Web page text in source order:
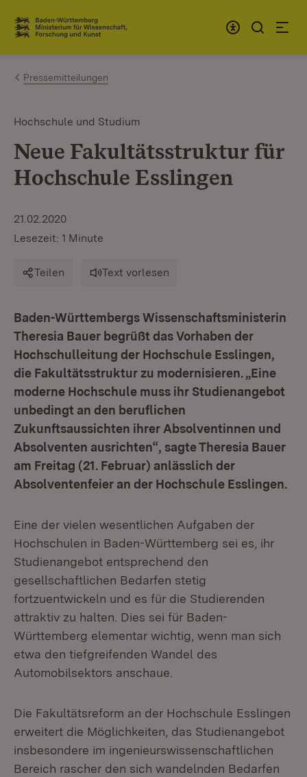
Zum Inhalt springen
Link zur Startseite
Pressemitteilungen
Hochschule und Studium
Neue Fakultätsstruktur für
Hochschule Esslingen
21.02.2020
Lesezeit: 1 Minute
Teilen Text vorlesen
Baden-Württembergs Wissenschaftsministerin
Theresia Bauer begrüßt das Vorhaben der
Hochschulleitung der Hochschule Esslingen,
die Fakultätsstruktur zu modernisieren. „Eine
moderne Hochschule muss ihr Studienangebot
unbedingt an den beruflichen
Zukunftsaussichten ihrer Absolventinnen und
Absolventen ausrichten“, sagte Theresia Bauer
am Freitag (21. Februar) anlässlich der
Absolventenfeier an der Hochschule Esslingen.
Eine der vielen wesentlichen Aufgaben der
Hochschulen in Baden-Württemberg sei es, ihr
Studienangebot entsprechend den
gesellschaftlichen Bedarfen stetig
fortzuentwickeln und es für die Studierenden
attraktiv zu halten. Dies sei für Baden-
Württemberg elementar wichtig, wenn man sich
etwa den tiefgreifenden Wandel des
Automobilsektors anschaue.
Die Fakultätsreform an der Hochschule Esslingen
erweitert die Möglichkeiten, das Studienangebot
insbesondere im ingenieurswissenschaftlichen
Bereich rascher den sich wandelnden Bedarfen